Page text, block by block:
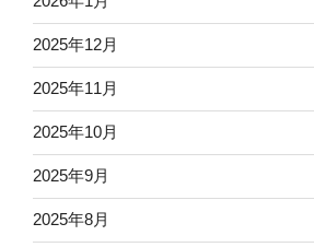
2025年12月
2025年11月
2025年10月
2025年9月
2025年8月